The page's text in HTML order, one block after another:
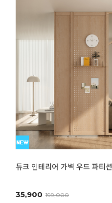
듀크 인테리어 가벽 우드 파
35,900 199,000